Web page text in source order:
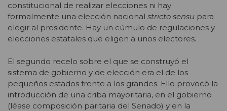
constitucional de realizar elecciones ni hay
formalmente una elección nacional stricto sensu para
elegir al presidente. Hay un cúmulo de regulaciones y
elecciones estatales que eligen a unos electores.
El segundo recelo sobre el que se construyó el
sistema de gobierno y de elección era el de los
pequeños estados frente a los grandes. Ello provocó la
introducción de una criba mayoritaria, en el gobierno
(léase composición paritaria del Senado) y en la